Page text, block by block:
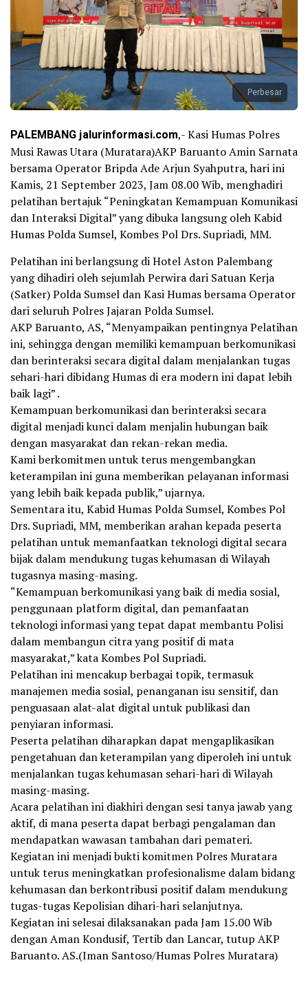
Perbesar
PALEMBANG jalurinformasi.com,- Kasi Humas Polres
Musi Rawas Utara (Muratara)AKP Baruanto Amin Sarnata
bersama Operator Bripda Ade Arjun Syahputra, hari ini
Kamis, 21 September 2023, Jam 08.00 Wib, menghadiri
pelatihan bertajuk “Peningkatan Kemampuan Komunikasi
dan Interaksi Digital” yang dibuka langsung oleh Kabid
Humas Polda Sumsel, Kombes Pol Drs. Supriadi, MM.
Pelatihan ini berlangsung di Hotel Aston Palembang
yang dihadiri oleh sejumlah Perwira dari Satuan Kerja
(Satker) Polda Sumsel dan Kasi Humas bersama Operator
dari seluruh Polres Jajaran Polda Sumsel.
AKP Baruanto, AS, “Menyampaikan pentingnya Pelatihan
ini, sehingga dengan memiliki kemampuan berkomunikasi
dan berinteraksi secara digital dalam menjalankan tugas
sehari-hari dibidang Humas di era modern ini dapat lebih
baik lagi” .
Kemampuan berkomunikasi dan berinteraksi secara
digital menjadi kunci dalam menjalin hubungan baik
dengan masyarakat dan rekan-rekan media.
Kami berkomitmen untuk terus mengembangkan
keterampilan ini guna memberikan pelayanan informasi
yang lebih baik kepada publik,” ujarnya.
Sementara itu, Kabid Humas Polda Sumsel, Kombes Pol
Drs. Supriadi, MM, memberikan arahan kepada peserta
pelatihan untuk memanfaatkan teknologi digital secara
bijak dalam mendukung tugas kehumasan di Wilayah
tugasnya masing-masing.
“Kemampuan berkomunikasi yang baik di media sosial,
penggunaan platform digital, dan pemanfaatan
teknologi informasi yang tepat dapat membantu Polisi
dalam membangun citra yang positif di mata
masyarakat,” kata Kombes Pol Supriadi.
Pelatihan ini mencakup berbagai topik, termasuk
manajemen media sosial, penanganan isu sensitif, dan
penguasaan alat-alat digital untuk publikasi dan
penyiaran informasi.
Peserta pelatihan diharapkan dapat mengaplikasikan
pengetahuan dan keterampilan yang diperoleh ini untuk
menjalankan tugas kehumasan sehari-hari di Wilayah
masing-masing.
Acara pelatihan ini diakhiri dengan sesi tanya jawab yang
aktif, di mana peserta dapat berbagi pengalaman dan
mendapatkan wawasan tambahan dari pemateri.
Kegiatan ini menjadi bukti komitmen Polres Muratara
untuk terus meningkatkan profesionalisme dalam bidang
kehumasan dan berkontribusi positif dalam mendukung
tugas-tugas Kepolisian dihari-hari selanjutnya.
Kegiatan ini selesai dilaksanakan pada Jam 15.00 Wib
dengan Aman Kondusif, Tertib dan Lancar, tutup AKP
Baruanto. AS.(Iman Santoso/Humas Polres Muratara)